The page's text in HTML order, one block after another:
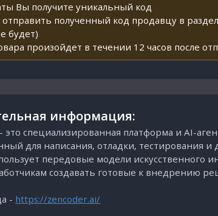
Вы получите уникальный код
полученный код продавцу в
будет)
произойдет в течении 12 часов после
информация:
специализированная платформа и AI-
для написания, отладки, тестирования и
передовые модели искусственного
создавать готовые к внедрению
- https://zencoder.ai/